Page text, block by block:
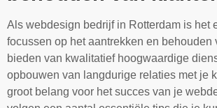
Als webdesign bedrijf in Rotterdam is het
focussen op het aantrekken en behouden
bieden van kwalitatief hoogwaardige
opbouwen van langdurige relaties met je
groot belang voor het succes van je